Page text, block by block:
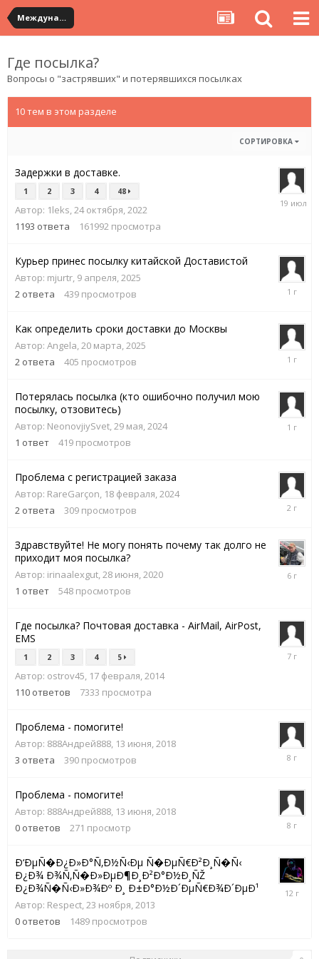
Международная доставка отправлений
Где посылка?
Вопросы о "застрявших" и потерявшихся посылках
10 тем в этом разделе
СОРТИРОВКА
Задержки в доставке.
1 2 3 4 48
Автор: 1leks,24 октября, 2022
1193 ответа 161992 просмотра
19
Курьер принес посылку китайской Доставистой
Автор: mjurtr, 9 апреля, 2025
2 ответа 439 просмотров
10
Как определить сроки доставки до Москвы
Автор: Angela,20 марта, 2025
2 ответа 405 просмотров
20
Потерялась посылка (кто ошибочно получил мою
посылку, отзовитесь)
Автор: NeonovjiySvet,29 мая, 2024
1 ответ 419 просмотров
Проблема с регистрацией заказа
Автор: RareGarçon, 18 февраля, 2024
2 ответа 309 просмотров
19
Здравствуйте! Не могу понять почему так долго не
приходит моя посылка?
Автор: irinaalexgut,28 июня, 2020
1 ответ 548 просмотров
28
Где посылка? Почтовая доставка - AirMail, AirPost,
EMS
1 2 3 4 5
Автор: ostrov45, 17 февраля, 2014
110 ответов 7333 просмотра
22
Проблема - помогите!
Автор: 888Андрей888, 13 июня, 2018
3 ответа 390 просмотров
14
Проблема - помогите!
Автор: 888Андрей888, 13 июня, 2018
0 ответов 271 просмотр
13
Ð‘ÐµÑ�Ð¿Ð»Ð°Ñ‚Ð½Ñ‹Ðµ Ñ�ÐµÑ€Ð²Ð¸Ñ�Ñ‹
Ð¿Ð¾ Ð¾Ñ‚Ñ�Ð»ÐµÐ¶Ð¸Ð²Ð°Ð½Ð¸ÑŽ
Ð¿Ð¾Ñ�Ñ‹Ð»Ð¾Ðº Ð¸ Ð±Ð°Ð½Ð´ÐµÑ€Ð¾Ð´ÐµÐ¹
Автор: Respect,23 ноября, 2013
0 ответов 1489 просмотров
23